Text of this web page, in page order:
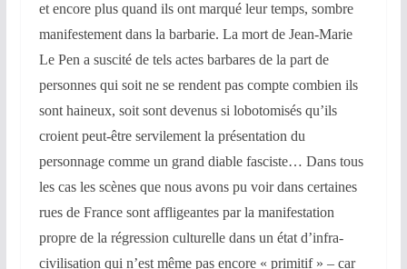
et encore plus quand ils ont marqué leur temps, sombre
manifestement dans la barbarie. La mort de Jean-Marie
Le Pen a suscité de tels actes barbares de la part de
personnes qui soit ne se rendent pas compte combien ils
sont haineux, soit sont devenus si lobotomisés qu’ils
croient peut-être servilement la présentation du
personnage comme un grand diable fasciste… Dans tous
les cas les scènes que nous avons pu voir dans certaines
rues de France sont affligeantes par la manifestation
propre de la régression culturelle dans un état d’infra-
civilisation qui n’est même pas encore « primitif » – car